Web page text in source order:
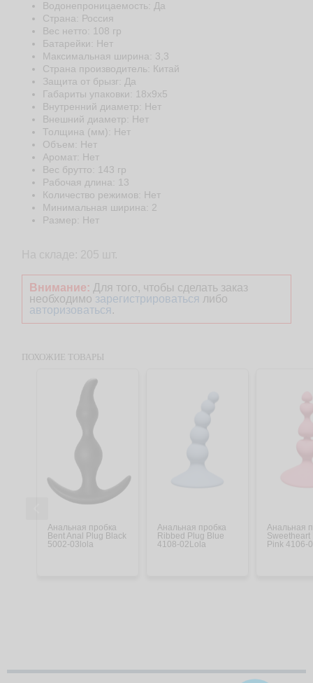
Водонепроницаемость: Да
Страна: Россия
Веc нетто: 108 гр
Батарейки: Нет
Максимальная ширина: 3,3
Страна производитель: Китай
Защита от брызг: Да
Габариты упаковки: 18х9х5
Внутренний диаметр: Нет
Внешний диаметр: Нет
Толщина (мм): Нет
Объем: Нет
Аромат: Нет
Веc брутто: 143 гр
Рабочая длина: 13
Количество режимов: Нет
Минимальная ширина: 2
Размер: Нет
Внимание: Для того, чтобы сделать заказ
необходимо зарегистрироваться либо
авторизоваться .
ПОХОЖИЕ ТОВАРЫ
Анальная пробка
Bent Anal Plug Black
5002-03lola
Анальная пробка
Ribbed Plug Blue
4108-02Lola
Анальная
Sweetheart
Pink 4106-